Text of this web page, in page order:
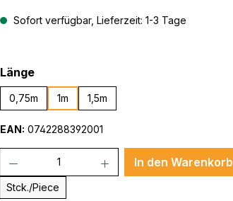
Sofort verfügbar, Lieferzeit: 1-3 Tage
Längeauswählen
0,75m 1m 1,5m
EAN: 0742288392001
Stck./Piece
In den Warenkorb